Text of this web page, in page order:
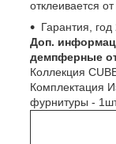
отклеивается
Гарантия, год
Доп.
демпферные
Коллекция
Комплектация
фурнитуры -